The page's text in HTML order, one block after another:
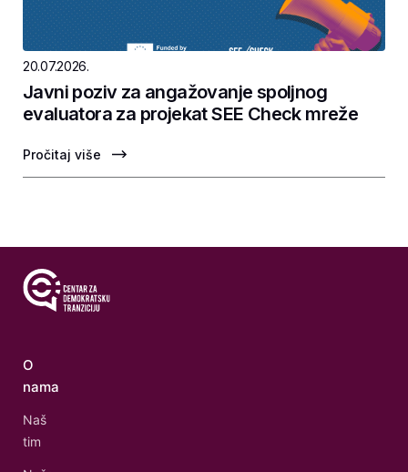
20.07.2026.
Javni poziv za angažovanje spoljnog
evaluatora za projekat SEE Check mreže
Pročitaj više
O
nama
Naš
tim